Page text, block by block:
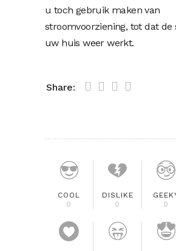
u toch gebruik maken van
stroomvoorziening, tot dat de
uw huis weer werkt.
Share:
COOL
0
DISLIKE
0
0